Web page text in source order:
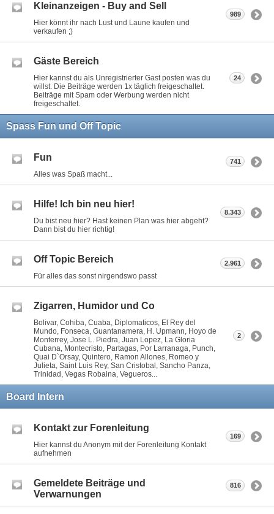
Kleinanzeigen - Buy and Sell
Hier könnt ihr nach Lust und Laune kaufen und
verkaufen ;)
989
Gäste Bereich
Hier kannst du als Unregistrierter Gast posten was du
willst. Die Beiträge werden 1x täglich freigeschaltet.
Beiträge mit Spam oder Werbung werden nicht
freigeschaltet.
24
Spass Fun und Off Topic
Fun
Alles was Spaß macht...
741
Hilfe! Ich bin neu hier!
Du bist neu hier? Hast keinen Plan was hier abgeht?
Dann bist du hier richtig!
8.343
Off Topic Bereich
Für alles das sonst nirgendswo passt
2.961
Zigarren, Humidor und Co
Bolivar, Cohiba, Cuaba, Diplomaticos, El Rey del
Mundo, Fonseca, Guantanamera, H. Upmann, Hoyo de
Monterrey, Jose L. Piedra, Juan Lopez, La Gloria
Cubana, Montecristo, Partagas, Por Larranaga, Punch,
Quai D`Orsay, Quintero, Ramon Allones, Romeo y
Julieta, Saint Luis Rey, San Cristobal, Sancho Panza,
Trinidad, Vegas Robaina, Vegueros...
2
Board Intern
Kontakt zur Forenleitung
Hier kannst du Anonym mit der Forenleitung Kontakt
aufnehmen
169
Gemeldete Beiträge und
Verwarnungen
816